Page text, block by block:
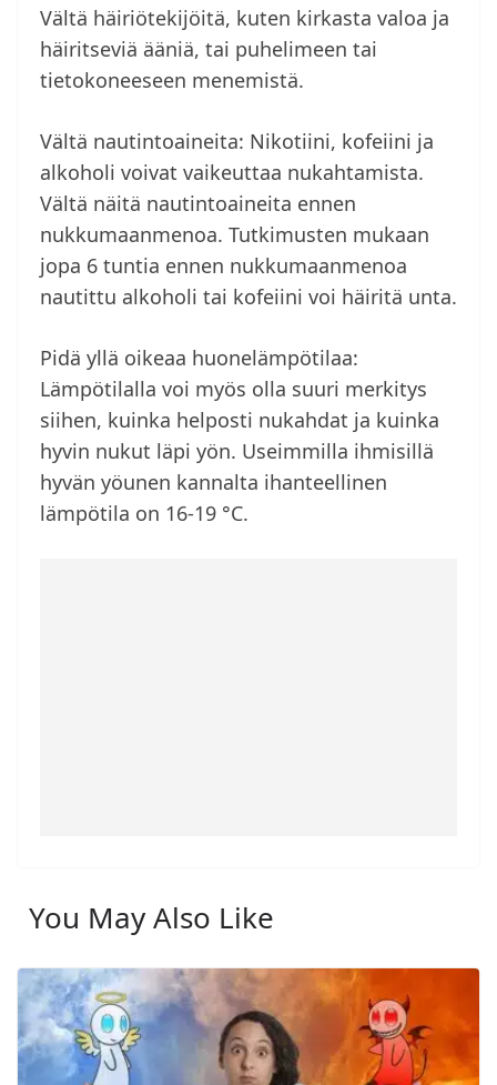
Vältä häiriötekijöitä, kuten kirkasta valoa ja
häiritseviä ääniä, tai puhelimeen tai
tietokoneeseen menemistä.
Vältä nautintoaineita: Nikotiini, kofeiini ja
alkoholi voivat vaikeuttaa nukahtamista.
Vältä näitä nautintoaineita ennen
nukkumaanmenoa. Tutkimusten mukaan
jopa 6 tuntia ennen nukkumaanmenoa
nautittu alkoholi tai kofeiini voi häiritä unta.
Pidä yllä oikeaa huonelämpötilaa:
Lämpötilalla voi myös olla suuri merkitys
siihen, kuinka helposti nukahdat ja kuinka
hyvin nukut läpi yön. Useimmilla ihmisillä
hyvän yöunen kannalta ihanteellinen
lämpötila on 16-19 °C.
You May Also Like